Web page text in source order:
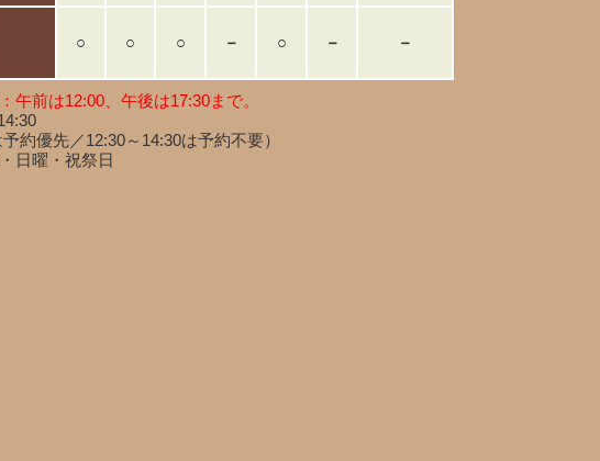
○ ○ ○ － ○ － －
午前は12:00、午後は17:30まで。
予約優先／12:30～14:30は予約不要）
日曜・祝祭日